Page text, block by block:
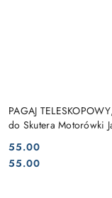
PAGAJ
do Skutera Motorówki
Cena:
55.00
Cena:
55.00